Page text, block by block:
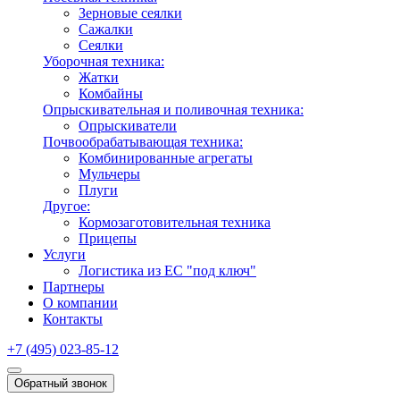
Зерновые сеялки
Сажалки
Сеялки
Уборочная техника:
Жатки
Комбайны
Опрыскивательная и поливочная техника:
Опрыскиватели
Почвообрабатывающая техника:
Комбинированные агрегаты
Мульчеры
Плуги
Другое:
Кормозаготовительная техника
Прицепы
Услуги
Логистика из ЕС "под ключ"
Партнеры
О компании
Контакты
+7 (495) 023-85-12
Обратный звонок